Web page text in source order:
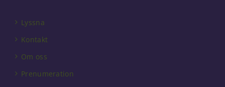
Lyssna
Kontakt
Om oss
Prenumeration